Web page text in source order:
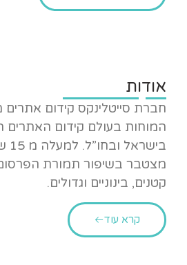
אודות
חברת סייטלינקס קידום
המוחות בעולם קידום האתרים
מצטבר בשיפור תמורת הפרסום
קטנים, בינוניים וגדולים.
קרא עוד